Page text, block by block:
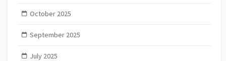
October 2025
September 2025
July 2025